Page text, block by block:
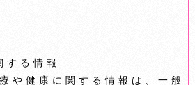
る情報
や健康に関する情報は、一般